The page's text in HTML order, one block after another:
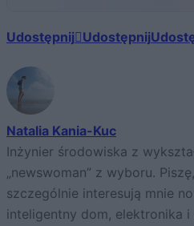
Udostępnij Udostępnij
Natalia Kania-Kuc
Inżynier środowiska z
„newswoman” z wyboru.
szczególnie interesują mnie
inteligentny dom, elektronika